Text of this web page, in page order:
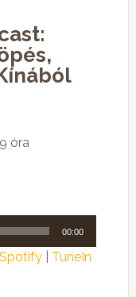
óra
00:00
Spotify| TuneIn